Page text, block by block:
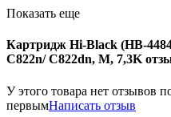
Показать еще
Картридж Hi-Black (HB-
C822n/ C822dn, M, 7,3K
У этого товара нет отзывов
первымНаписать отзыв